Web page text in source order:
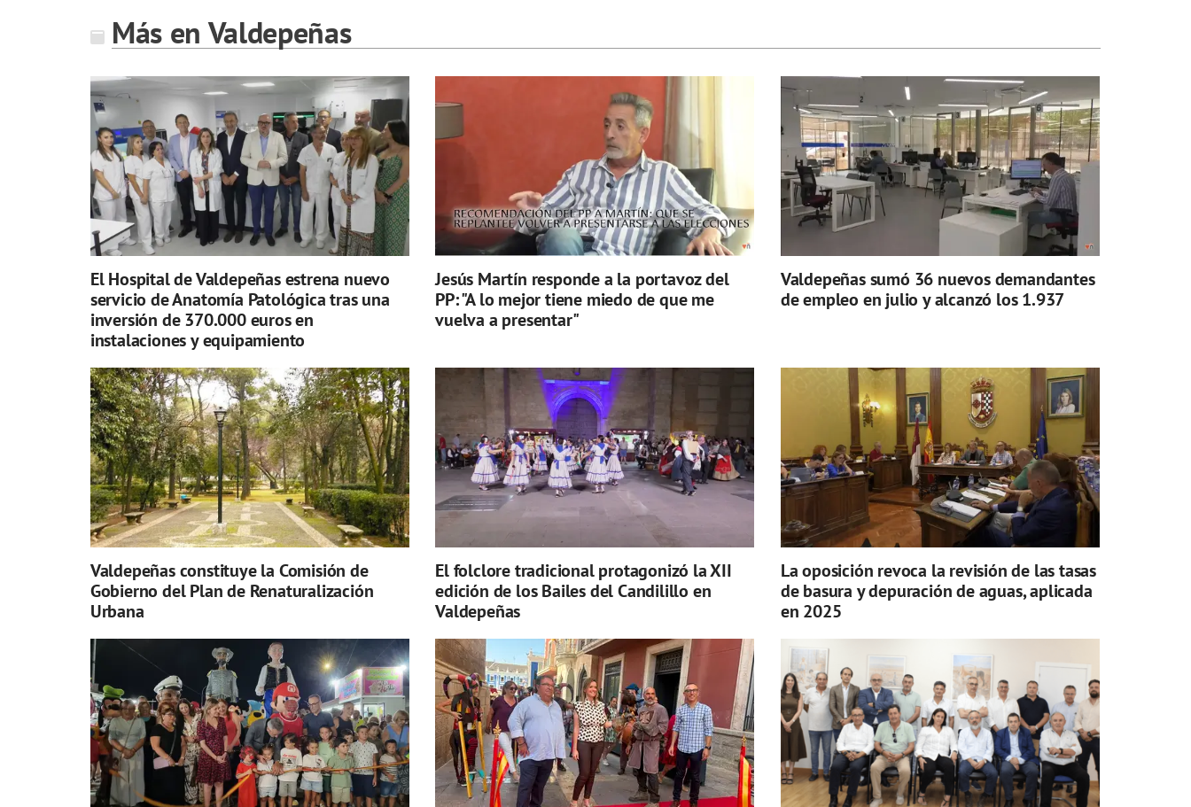
Más en Valdepeñas
El Hospital de Valdepeñas estrena nuevo
servicio de Anatomía Patológica tras una
inversión de 370.000 euros en
instalaciones y equipamiento
Jesús Martín responde a la portavoz del
PP: "A lo mejor tiene miedo de que me
vuelva a presentar"
Valdepeñas sumó 36 nuevos demandantes
de empleo en julio y alcanzó los 1.937
Valdepeñas constituye la Comisión de
Gobierno del Plan de Renaturalización
Urbana
El folclore tradicional protagonizó la XII
edición de los Bailes del Candilillo en
Valdepeñas
La oposición revoca la revisión de las tasas
de basura y depuración de aguas, aplicada
en 2025